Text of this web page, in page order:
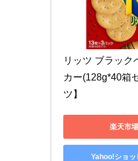
リッツ ブラック
カー(128g*40箱
ツ】
楽天市
Yahoo!ショッ